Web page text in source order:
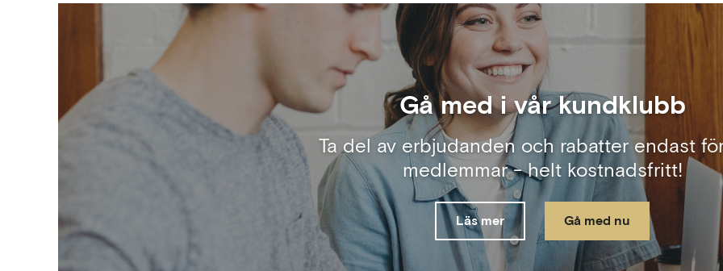
Gå med i vår kundklubb
Ta del av erbjudanden och rabatter endast
medlemmar - helt kostnadsfritt!
Läs mer Gå med nu